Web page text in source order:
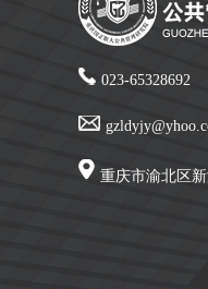
023-65328692
重庆市渝北区